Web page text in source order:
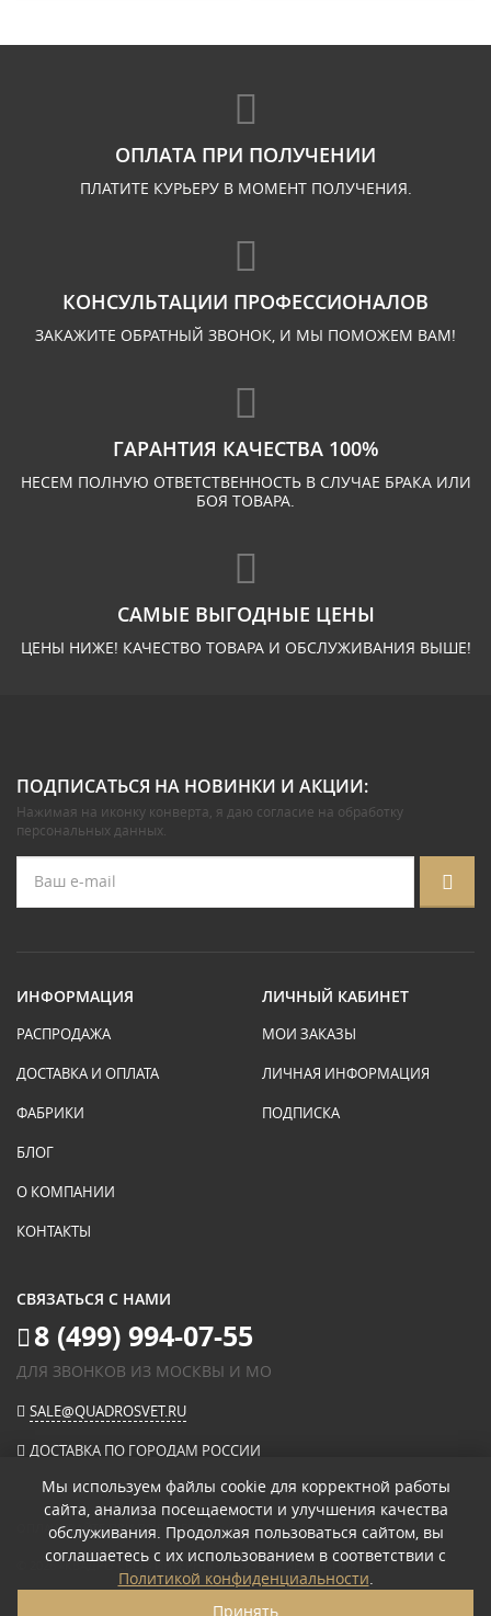
ОПЛАТА ПРИ ПОЛУЧЕНИИ
ПЛАТИТЕ КУРЬЕРУ В МОМЕНТ ПОЛУЧЕНИЯ.
КОНСУЛЬТАЦИИ ПРОФЕССИОНАЛОВ
ЗАКАЖИТЕ ОБРАТНЫЙ ЗВОНОК, И МЫ ПОМОЖЕМ ВАМ!
ГАРАНТИЯ КАЧЕСТВА 100%
НЕСЕМ ПОЛНУЮ ОТВЕТСТВЕННОСТЬ В СЛУЧАЕ БРАКА ИЛИ
БОЯ ТОВАРА.
САМЫЕ ВЫГОДНЫЕ ЦЕНЫ
ЦЕНЫ НИЖЕ! КАЧЕСТВО ТОВАРА И ОБСЛУЖИВАНИЯ ВЫШЕ!
ПОДПИСАТЬСЯ НА НОВИНКИ И АКЦИИ:
Нажимая на иконку конверта, я даю согласие на обработку
персональных данных.
ИНФОРМАЦИЯ
РАСПРОДАЖА
ДОСТАВКА И ОПЛАТА
ФАБРИКИ
БЛОГ
О КОМПАНИИ
КОНТАКТЫ
ЛИЧНЫЙ КАБИНЕТ
МОИ ЗАКАЗЫ
ЛИЧНАЯ ИНФОРМАЦИЯ
ПОДПИСКА
СВЯЗАТЬСЯ С НАМИ
8 (499) 994-07-55
ДЛЯ ЗВОНКОВ ИЗ МОСКВЫ И МО
SALE@QUADROSVET.RU
ДОСТАВКА ПО ГОРОДАМ РОССИИ
ОПЛАЧИВАЙТЕ ПРИ ПОЛУЧЕНИИ
© 2026«КВАДРО СВЕТ» ИНТЕРНЕТ-МАГАЗИН СВЕТИЛЬНИКОВ.
ПОЛИТИКА КОНФИДЕНЦИАЛЬНОСТИ
Мы используем файлы cookie для корректной работы
сайта, анализа посещаемости и улучшения качества
обслуживания. Продолжая пользоваться сайтом, вы
соглашаетесь с их использованием в соответствии с
Политикой конфиденциальности.
Принять